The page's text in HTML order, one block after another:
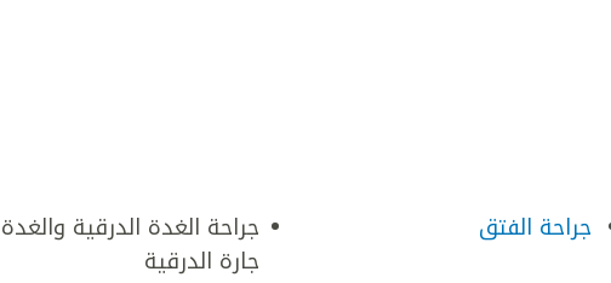
جراحة الفتق
جراحة الغدة الدرقية والغدة
جارة الدرقية